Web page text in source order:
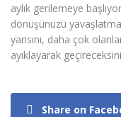
aylık gerilemeye
dönüşünüzü
yarısını, daha çok
ayıklayarak
Share on